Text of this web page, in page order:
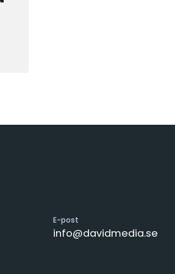
E-post
info@davidmedia.se